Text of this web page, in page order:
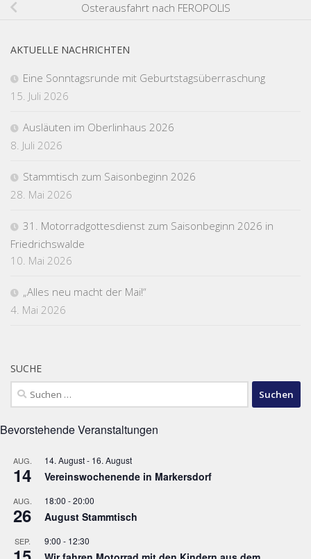
Osterausfahrt nach FEROPOLIS
AKTUELLE NACHRICHTEN
Eine Sonntagsrunde mit Geburtstagsüberraschung
15. Juli 2026
Ausläuten im Oberlinhaus 2026
8. Juli 2026
Stammtisch zum Saisonbeginn 2026
28. Mai 2026
31. Motorradgottesdienst zum Saisonbeginn 2026 in
Friedrichswalde
10. Mai 2026
„Alles neu macht der Mai!“
4. Mai 2026
SUCHE
Suchen
nach:
Bevorstehende Veranstaltungen
AUG.
14
14. August- 16. August
Vereinswochenende in Markersdorf
AUG.
26
18:00 -20:00
August Stammtisch
SEP. 9:00 - 12:30